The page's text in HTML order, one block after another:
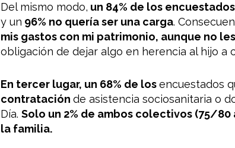
Del mismo modo, un 84% de los
y un 96% no quería ser una carga.
mis gastos con mi patrimonio, aunque no
obligación de dejar algo en herencia al hijo a
En tercer lugar, un 68% de losencuestados
contratación de asistencia sociosanitaria o
Día. Solo un 2% de ambos colectivos (75/
la familia.